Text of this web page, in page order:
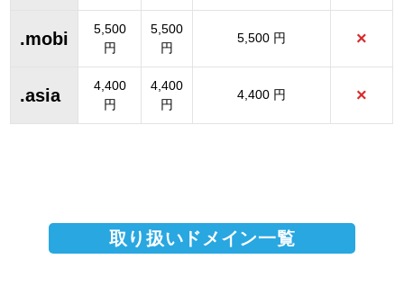
.mobi
5,500
円
5,500
円
5,500 円 ×
.asia
4,400
円
4,400
円
4,400 円 ×
取り扱いドメイン一覧